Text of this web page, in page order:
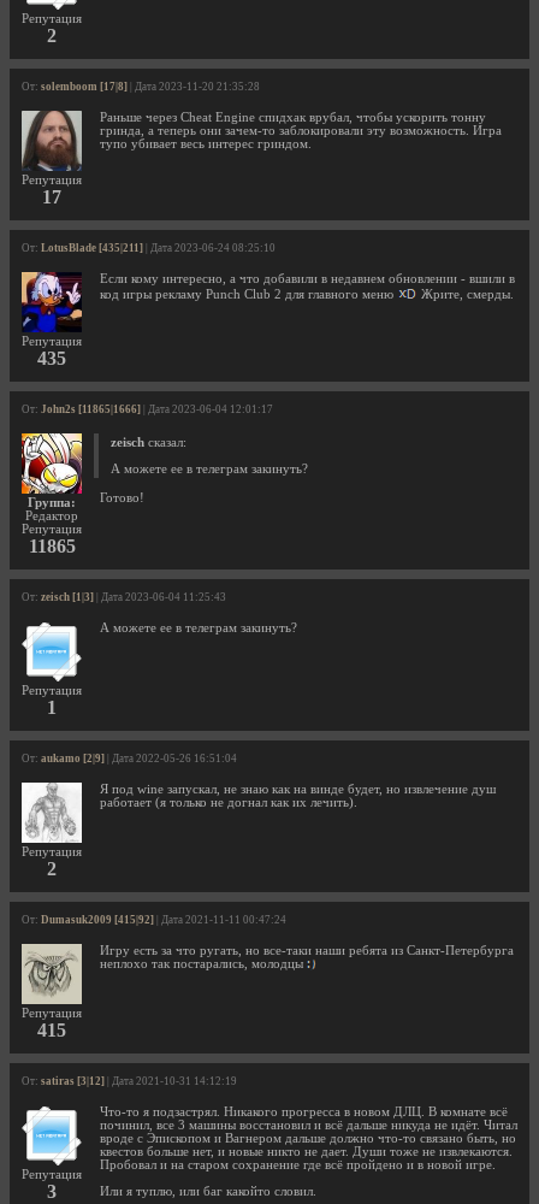
Репутация
2
От: solemboom [17|8] | Дата 2023-11-20 21:35:28
Репутация
17
Раньше через Cheat Engine спидхак врубал, чтобы ускорить тонну
гринда, а теперь они зачем-то заблокировали эту возможность. Игра
тупо убивает весь интерес гриндом.
От: LotusBlade [435|211] | Дата 2023-06-24 08:25:10
Репутация
435
Если кому интересно, а что добавили в недавнем обновлении - вшили в
код игры рекламу Punch Club 2 для главного меню
Жрите, смерды.
От: John2s [11865|1666] | Дата 2023-06-04 12:01:17
Группа:
Редактор
Репутация
11865
zeisch сказал:
А можете ее в телеграм закинуть?
Готово!
От: zeisch [1|3] | Дата 2023-06-04 11:25:43
Репутация
1
А можете ее в телеграм закинуть?
От: aukamo [2|9] | Дата 2022-05-26 16:51:04
Репутация
2
Я под wine запускал, не знаю как на винде будет, но извлечение душ
работает (я только не догнал как их лечить).
От: Dumasuk2009 [415|92] | Дата 2021-11-11 00:47:24
Репутация
415
Игру есть за что ругать, но все-таки наши ребята из Санкт-Петербурга
неплохо так постарались, молодцы
От: satiras [3|12] | Дата 2021-10-31 14:12:19
Репутация
3
Что-то я подзастрял. Никакого прогресса в новом ДЛЦ. В комнате всё
починил, все 3 машины восстановил и всё дальше никуда не идёт. Читал
вроде с Эпископом и Вагнером дальше должно что-то связано быть, но
квестов больше нет, и новые никто не дает. Души тоже не извлекаются.
Пробовал и на старом сохранение где всё пройдено и в новой игре.
Или я туплю, или баг какойто словил.